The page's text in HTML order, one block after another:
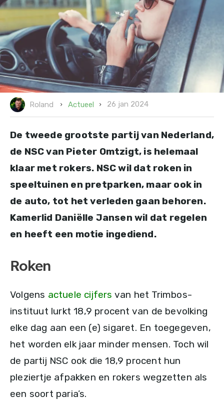
Roland Actueel 26 jan 2024
De tweede grootste partij van Nederland,
de NSC van Pieter Omtzigt, is helemaal
klaar met rokers. NSC wil dat roken in
speeltuinen en pretparken, maar ook in
de auto, tot het verleden gaan behoren.
Kamerlid Daniëlle Jansen wil dat regelen
en heeft een motie ingediend.
Roken
Volgens actuele cijfers van het Trimbos-
instituut lurkt 18,9 procent van de bevolking
elke dag aan een (e) sigaret. En toegegeven,
het worden elk jaar minder mensen. Toch wil
de partij NSC ook die 18,9 procent hun
pleziertje afpakken en rokers wegzetten als
een soort paria’s.